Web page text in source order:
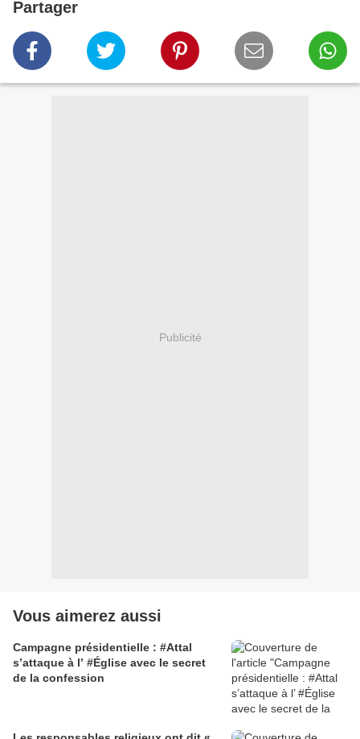
Partager
Publicité
Vous aimerez aussi
Campagne présidentielle : #Attal
s’attaque à l’ #Église avec le secret
de la confession